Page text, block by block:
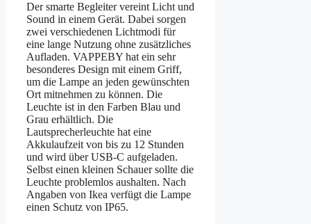
Der smarte Begleiter vereint Licht und
Sound in einem Gerät. Dabei sorgen
zwei verschiedenen Lichtmodi für
eine lange Nutzung ohne zusätzliches
Aufladen. VAPPEBY hat ein sehr
besonderes Design mit einem Griff,
um die Lampe an jeden gewünschten
Ort mitnehmen zu können. Die
Leuchte ist in den Farben Blau und
Grau erhältlich. Die
Lautsprecherleuchte hat eine
Akkulaufzeit von bis zu 12 Stunden
und wird über USB-C aufgeladen.
Selbst einen kleinen Schauer sollte die
Leuchte problemlos aushalten. Nach
Angaben von Ikea verfügt die Lampe
einen Schutz von IP65.